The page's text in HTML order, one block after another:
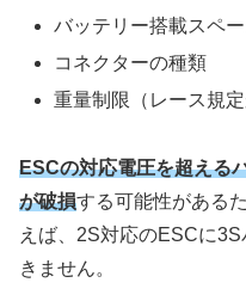
バッテリー搭載スペ
コネクターの種類
重量制限（レース規定
ESCの対応電圧を超える
が破損する可能性がある
えば、2S対応のESCに
きません。